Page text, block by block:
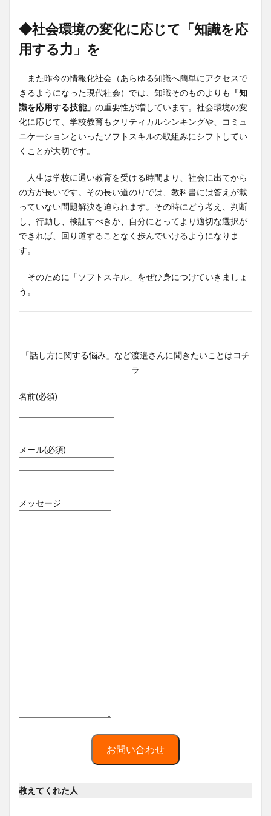
◆社会環境の変化に応じて「知識を応
用する力」を
また昨今の情報化社会（あらゆる知識へ簡単にアクセスで
きるようになった現代社会）では、知識そのものよりも 「知
識を応用する技能」 の重要性が増しています。社会環境の変
化に応じて、学校教育もクリティカルシンキングや、コミュ
ニケーションといったソフトスキルの取組みにシフトしてい
くことが大切です。
人生は学校に通い教育を受ける時間より、社会に出てから
の方が長いです。その長い道のりでは、教科書には答えが載
っていない問題解決を迫られます。その時にどう考え、判断
し、行動し、検証すべきか、自分にとってより適切な選択が
できれば、回り道することなく歩んでいけるようになりま
す。
そのために「ソフトスキル」をぜひ身につけていきましょ
う。
「話し方に関する悩み」など渡邉さんに聞きたいことはコチ
ラ
名前(必須)
メール(必須)
メッセージ
お問い合わせ
教えてくれた人